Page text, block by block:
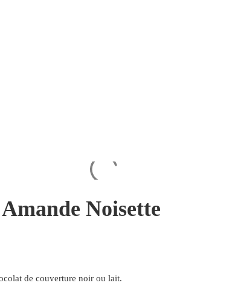
Noisette
de couverture noir ou lait.